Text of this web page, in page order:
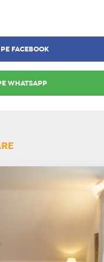
FACEBOOK
WHATSAPP